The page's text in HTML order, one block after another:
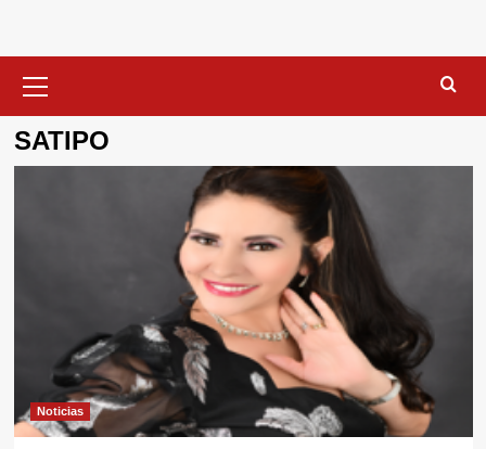
primario
SATIPO
Noticias